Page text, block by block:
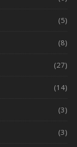
(5)
(8)
(27)
(14)
(3)
(3)